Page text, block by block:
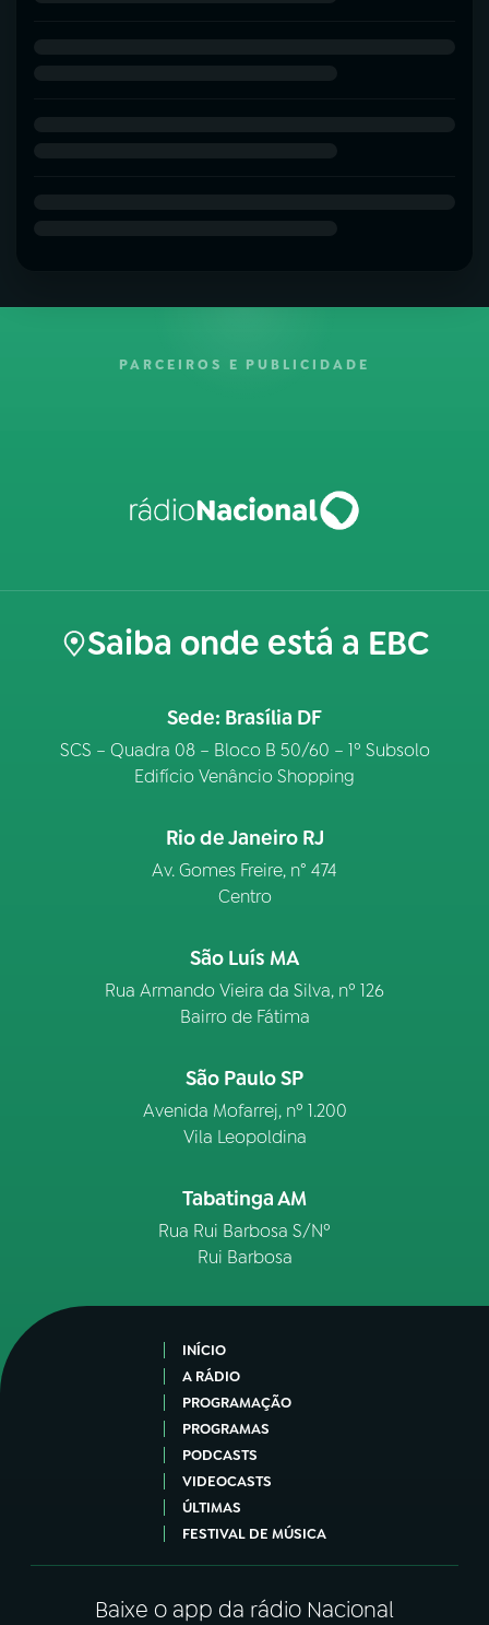
PARCEIROS E PUBLICIDADE
Saiba onde está a EBC
Sede: Brasília DF
SCS – Quadra 08 – Bloco B 50/60 – 1º Subsolo
Edifício Venâncio Shopping
Rio de Janeiro RJ
Av. Gomes Freire, n° 474
Centro
São Luís MA
Rua Armando Vieira da Silva, nº 126
Bairro de Fátima
São Paulo SP
Avenida Mofarrej, nº 1.200
Vila Leopoldina
Tabatinga AM
Rua Rui Barbosa S/Nº
Rui Barbosa
INÍCIO
A RÁDIO
PROGRAMAÇÃO
PROGRAMAS
PODCASTS
VIDEOCASTS
ÚLTIMAS
FESTIVAL DE MÚSICA
Baixe o app da rádio Nacional